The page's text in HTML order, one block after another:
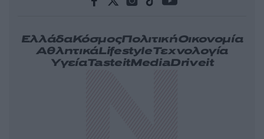
ΕλλάδαΚόσμοςΠολιτικήΟικονομία
ΑθλητικάLifestyleΤεχνολογία
ΥγείαTasteitMediaDriveit